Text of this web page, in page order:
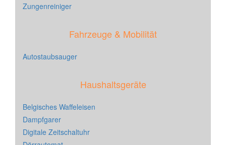
Zungenreiniger
Fahrzeuge & Mobilität
Autostaubsauger
Haushaltsgeräte
Belgisches Waffeleisen
Dampfgarer
Digitale Zeitschaltuhr